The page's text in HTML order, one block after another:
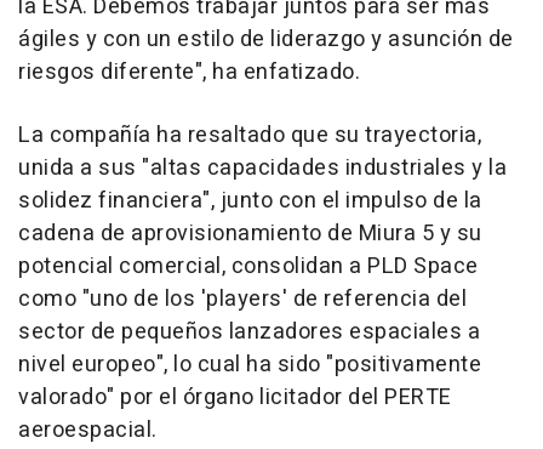
la ESA. Debemos trabajar juntos para ser más
ágiles y con un estilo de liderazgo y asunción de
riesgos diferente", ha enfatizado.
La compañía ha resaltado que su trayectoria,
unida a sus "altas capacidades industriales y la
solidez financiera", junto con el impulso de la
cadena de aprovisionamiento de Miura 5 y su
potencial comercial, consolidan a PLD Space
como "uno de los 'players' de referencia del
sector de pequeños lanzadores espaciales a
nivel europeo", lo cual ha sido "positivamente
valorado" por el órgano licitador del PERTE
aeroespacial.